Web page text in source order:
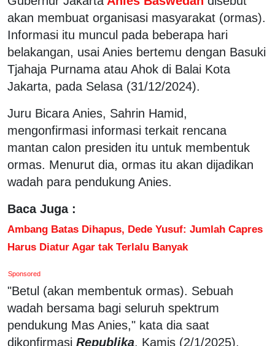
akan membuat organisasi masyarakat (ormas).
Informasi itu muncul pada beberapa hari
belakangan, usai Anies bertemu dengan Basuki
Tjahaja Purnama atau Ahok di Balai Kota
Jakarta, pada Selasa (31/12/2024).
Juru Bicara Anies, Sahrin Hamid,
mengonfirmasi informasi terkait rencana
mantan calon presiden itu untuk membentuk
ormas. Menurut dia, ormas itu akan dijadikan
wadah para pendukung Anies.
Baca Juga :
Ambang Batas Dihapus, Dede Yusuf: Jumlah Capres
Harus Diatur Agar tak Terlalu Banyak
Sponsored
"Betul (akan membentuk ormas). Sebuah
wadah bersama bagi seluruh spektrum
pendukung Mas Anies," kata dia saat
dikonfirmasi Republika, Kamis (2/1/2025).